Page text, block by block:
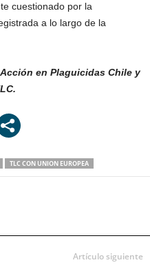
cuestionado por la
a lo largo de la
en Plaguicidas Chile y
TLC CON UNION EUROPEA
Artículo siguiente